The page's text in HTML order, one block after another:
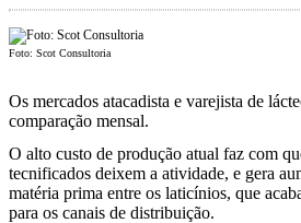
Foto: Scot Consultoria
Os mercados atacadista e varejista de
comparação mensal.
O alto custo de produção atual faz com
tecnificados deixem a atividade, e gera
matéria prima entre os laticínios, que
para os canais de distribuição.